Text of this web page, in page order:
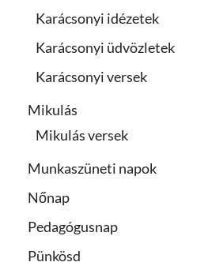
Karácsonyi idézetek
Karácsonyi üdvözletek
Karácsonyi versek
Mikulás
Mikulás versek
Munkaszüneti napok
Nőnap
Pedagógusnap
Pünkösd